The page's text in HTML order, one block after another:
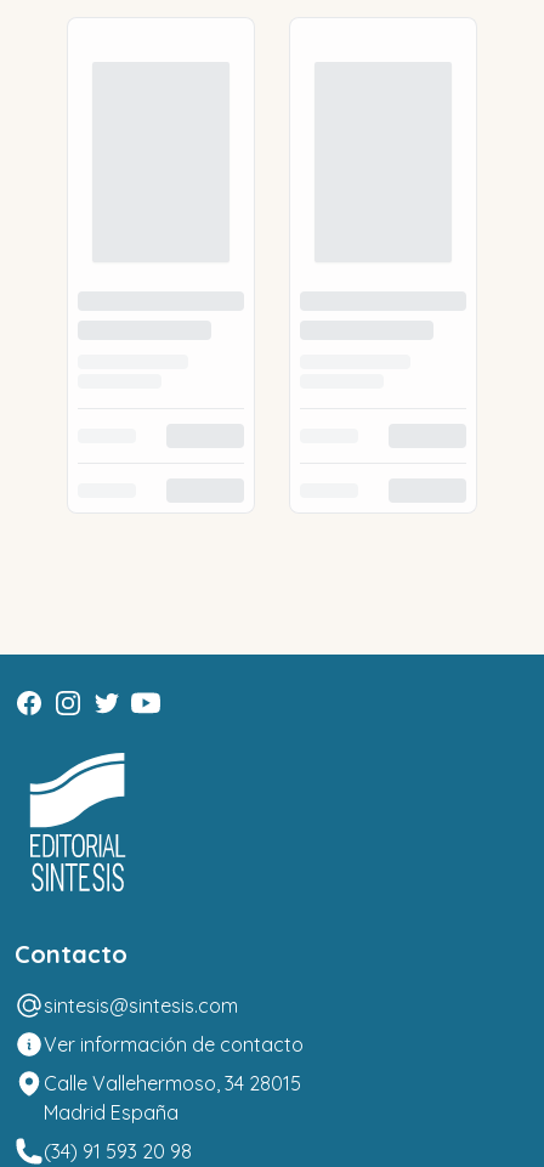
Contacto
sintesis@sintesis.com
Ver información de contacto
Calle Vallehermoso, 34 28015
Madrid España
(34) 91 593 20 98